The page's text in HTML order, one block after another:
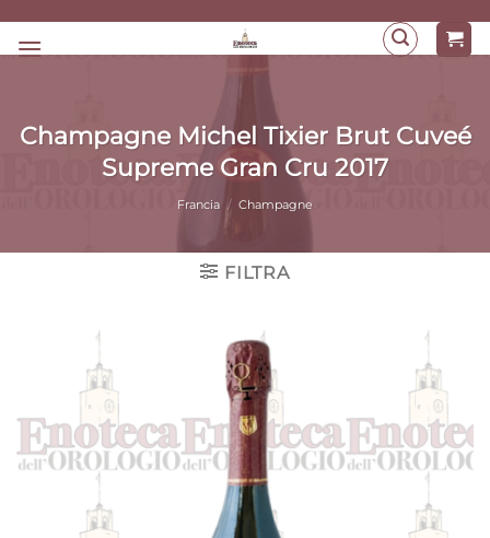
Champagne Michel Tixier Brut Cuveé
Supreme Gran Cru 2017
Francia / Champagne
FILTRA